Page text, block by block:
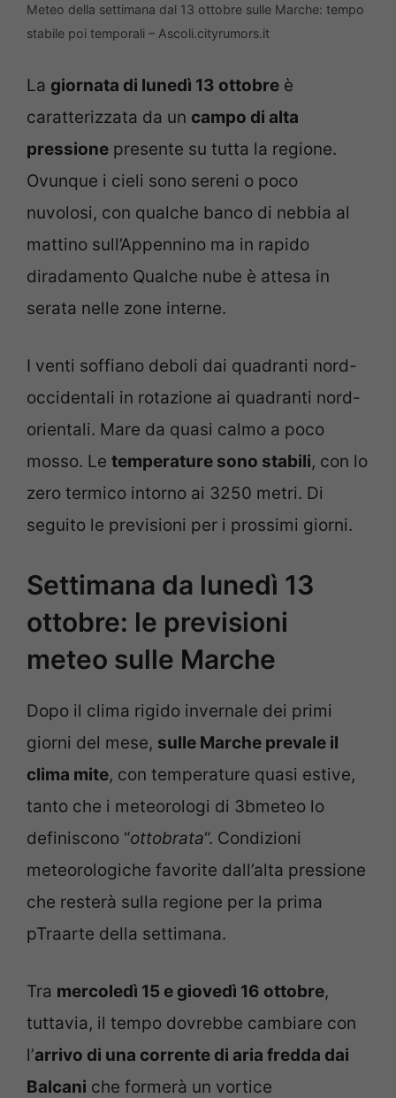
Meteo della settimana dal 13 ottobre sulle Marche: tempo
stabile poi temporali – Ascoli.cityrumors.it
La giornata di lunedì 13 ottobre è
caratterizzata da un campo di alta
pressione presente su tutta la regione.
Ovunque i cieli sono sereni o poco
nuvolosi, con qualche banco di nebbia al
mattino sull’Appennino ma in rapido
diradamento Qualche nube è attesa in
serata nelle zone interne.
I venti soffiano deboli dai quadranti nord-
occidentali in rotazione ai quadranti nord-
orientali. Mare da quasi calmo a poco
mosso. Le temperature sono stabili, con lo
zero termico intorno ai 3250 metri. Di
seguito le previsioni per i prossimi giorni.
Settimana da lunedì 13
ottobre: le previsioni
meteo sulle Marche
Dopo il clima rigido invernale dei primi
giorni del mese, sulle Marche prevale il
clima mite, con temperature quasi estive,
tanto che i meteorologi di 3bmeteo lo
definiscono “ottobrata“. Condizioni
meteorologiche favorite dall’alta pressione
che resterà sulla regione per la prima
pTraarte della settimana.
Tra mercoledì 15 e giovedì 16 ottobre,
tuttavia, il tempo dovrebbe cambiare con
l’arrivo di una corrente di aria fredda dai
Balcani che formerà un vortice